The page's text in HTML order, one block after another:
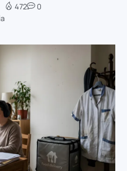
472 0